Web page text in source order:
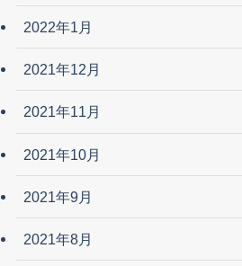
2022年1月
2021年12月
2021年11月
2021年10月
2021年9月
2021年8月